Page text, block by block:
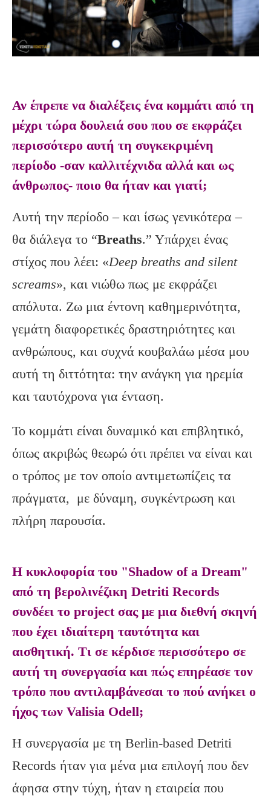
Αν έπρεπε να διαλέξεις ένα κομμάτι από τη
μέχρι τώρα δουλειά σου που σε εκφράζει
περισσότερο αυτή τη συγκεκριμένη
περίοδο -σαν καλλιτέχνιδα αλλά και ως
άνθρωπος- ποιο θα ήταν και γιατί;
Αυτή την περίοδο – και ίσως γενικότερα –
θα διάλεγα το “Breaths.” Υπάρχει ένας
στίχος που λέει: «Deep breaths and silent
screams», και νιώθω πως με εκφράζει
απόλυτα. Ζω μια έντονη καθημερινότητα,
γεμάτη διαφορετικές δραστηριότητες και
ανθρώπους, και συχνά κουβαλάω μέσα μου
αυτή τη διττότητα: την ανάγκη για ηρεμία
και ταυτόχρονα για ένταση.
Το κομμάτι είναι δυναμικό και επιβλητικό,
όπως ακριβώς θεωρώ ότι πρέπει να είναι και
ο τρόπος με τον οποίο αντιμετωπίζεις τα
πράγματα, με δύναμη, συγκέντρωση και
πλήρη παρουσία.
Η κυκλοφορία του "Shadow of a Dream"
από τη βερολινέζικη Detriti Records
συνδέει το project σας με μια διεθνή σκηνή
που έχει ιδιαίτερη ταυτότητα και
αισθητική. Τι σε κέρδισε περισσότερο σε
αυτή τη συνεργασία και πώς επηρέασε τον
τρόπο που αντιλαμβάνεσαι το πού ανήκει ο
ήχος των Valisia Odell;
Η συνεργασία με τη Berlin-based Detriti
Records ήταν για μένα μια επιλογή που δεν
άφησα στην τύχη, ήταν η εταιρεία που